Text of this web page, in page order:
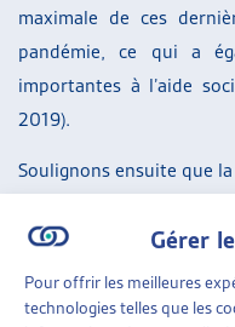
Gérer
Pour offrir les meilleures
technologies telles que les
maximale de ces
pandémie, ce qui a
importantes à l’aide
2019).
Soulignons ensuite que
et que 66% ne
après leur entrée. En
d’une seule branche de